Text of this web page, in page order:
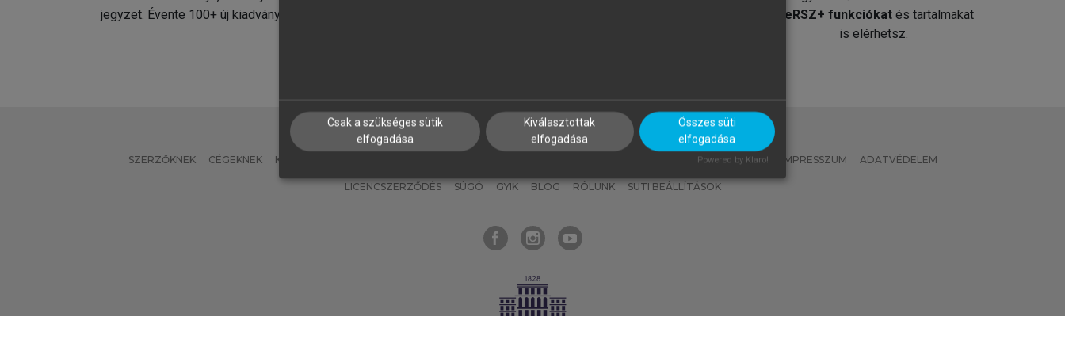
jegyzet. Évente 100+ új kiadvány.
MeRSZ+ funkciókat és tartalmakat
is elérhetsz.
SZERZŐKNEK CÉGEKNEK KÖNYVTÁROSOKNAK MI – ÁLTALÁNOS IRÁNYELVEK IMPRESSZUM ADATVÉDELEM
LICENCSZERZŐDÉS SÚGÓ GYIK BLOG RÓLUNK SÜTI BEÁLLÍTÁSOK
Csak a szükséges sütik
elfogadása
Kiválasztottak
elfogadása
Összes süti
elfogadása
Powered by Klaro!